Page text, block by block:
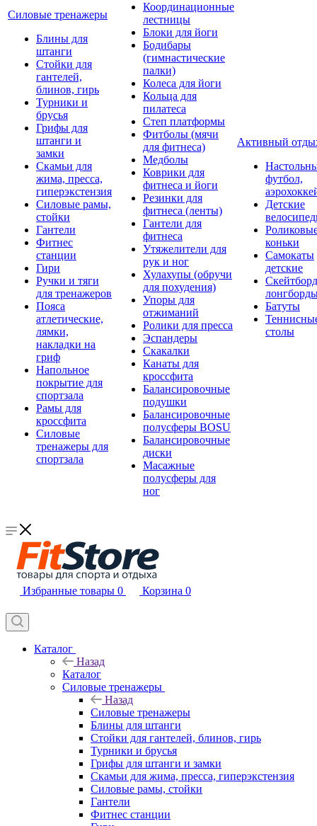
Силовые тренажеры
Блины для
штанги
Стойки для
гантелей,
блинов, гирь
Турники и
брусья
Грифы для
штанги и
замки
Скамьи для
жима, пресса,
гиперэкстензия
Силовые рамы,
стойки
Гантели
Фитнес
станции
Гири
Ручки и тяги
для тренажеров
Пояса
атлетические,
лямки,
накладки на
гриф
Напольное
покрытие для
спортзала
Рамы для
кроссфита
Силовые
тренажеры для
спортзала
Координационные
лестницы
Блоки для йоги
Бодибары
(гимнастические
палки)
Колеса для йоги
Кольца для
пилатеса
Степ платформы
Фитболы (мячи
для фитнеса)
Медболы
Коврики для
фитнеса и йоги
Резинки для
фитнеса (ленты)
Гантели для
фитнеса
Утяжелители для
рук и ног
Хулахупы (обручи
для похудения)
Упоры для
отжиманий
Ролики для пресса
Эспандеры
Скакалки
Канаты для
кроссфита
Балансировочные
подушки
Балансировочные
полусферы BOSU
Балансировочные
диски
Масажные
полусферы для
ног
Активный
футбол,
Детские
коньки
Самокаты
детские
Батуты
столы
Избранные товары 0 Корзина 0
Каталог
Назад
Каталог
Силовые тренажеры
Назад
Силовые тренажеры
Блины для штанги
Стойки для гантелей, блинов, гирь
Турники и брусья
Грифы для штанги и замки
Скамьи для жима, пресса, гиперэкстензия
Силовые рамы, стойки
Гантели
Фитнес станции